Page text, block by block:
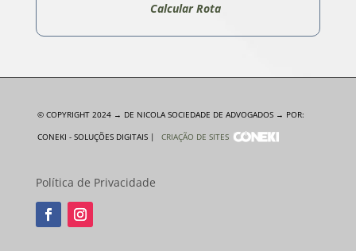
Calcular Rota
© COPYRIGHT 2024 → DE NICOLA SOCIEDADE DE ADVOGADOS → POR:
CONEKI - SOLUÇÕES DIGITAIS |
CRIAÇÃO DE SITES
Política de Privacidade